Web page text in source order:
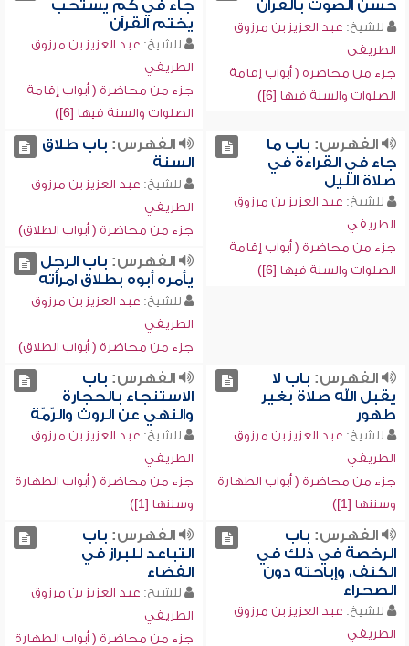
حسن الصوت بالقرآن
للشيخ: عبد العزيز بن مرزوق
الطريفي
جزء من محاضرة ( أبواب إقامة
الصلوات والسنة فيها [6])
جاء في كم يستحب
يختم القرآن
للشيخ: عبد العزيز بن مرزوق
الطريفي
جزء من محاضرة ( أبواب إقامة
الصلوات والسنة فيها [6])
الفهرس: باب ما
جاء في القراءة في
صلاة الليل
للشيخ: عبد العزيز بن مرزوق
الطريفي
جزء من محاضرة ( أبواب إقامة
الصلوات والسنة فيها [6])
الفهرس: باب طلاق
السنة
للشيخ: عبد العزيز بن مرزوق
الطريفي
جزء من محاضرة ( أبواب الطلاق)
الفهرس: باب الرجل
يأمره أبوه بطلاق امرأته
للشيخ: عبد العزيز بن مرزوق
الطريفي
جزء من محاضرة ( أبواب الطلاق)
الفهرس: باب لا
يقبل الله صلاة بغير
طهور
للشيخ: عبد العزيز بن مرزوق
الطريفي
جزء من محاضرة ( أبواب الطهارة
وسننها [1])
الفهرس: باب
الاستنجاء بالحجارة
والنهي عن الروث والرّمّة
للشيخ: عبد العزيز بن مرزوق
الطريفي
جزء من محاضرة ( أبواب الطهارة
وسننها [1])
الفهرس: باب
الرخصة في ذلك في
الكنف، وإباحته دون
الصحراء
للشيخ: عبد العزيز بن مرزوق
الطريفي
الفهرس: باب
التباعد للبراز في
الفضاء
للشيخ: عبد العزيز بن مرزوق
الطريفي
جزء من محاضرة ( أبواب الطهارة